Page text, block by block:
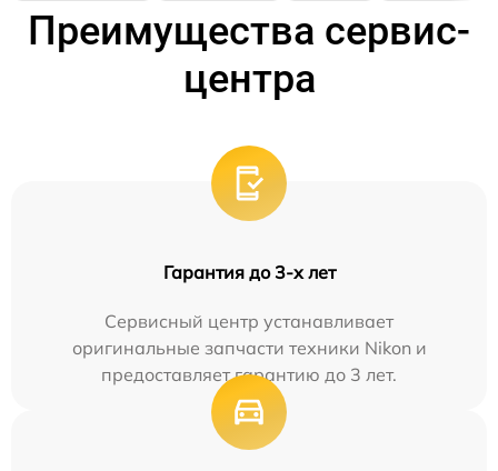
Преимущества сервис-
центра
Гарантия до 3-х лет
Сервисный центр устанавливает
оригинальные запчасти техники Nikon и
предоставляет гарантию до 3 лет.